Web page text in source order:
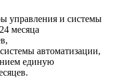
управления и системы
месяца
автоматизации,
единую